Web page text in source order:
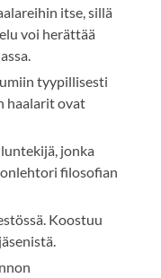
itse, sillä
voi herättää
tyypillisesti
haalarit ovat
jonka
filosofian
Koostuu